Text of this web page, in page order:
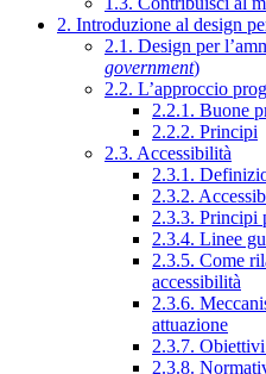
2. Introduzione al design
2.1. Design per
government)
2.2. L’approccio
2.2.1. Buone
2.2.2. Principi
2.3. Accessibilità
2.3.1.
2.3.2.
2.3.3. Principi
2.3.4. Linee
2.3.5. Come
accessibilità
2.3.6.
attuazione
2.3.7.
2.3.8.